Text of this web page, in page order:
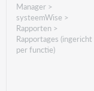
Manager >
systeemWise >
Rapporten >
Rapportages (ingericht
per functie)